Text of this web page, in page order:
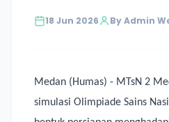
18 Jun 2026 By Admin
Medan (Humas) - MTsN 2
simulasi Olimpiade Sains